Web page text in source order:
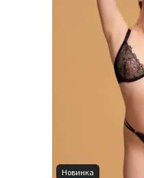
Новинка